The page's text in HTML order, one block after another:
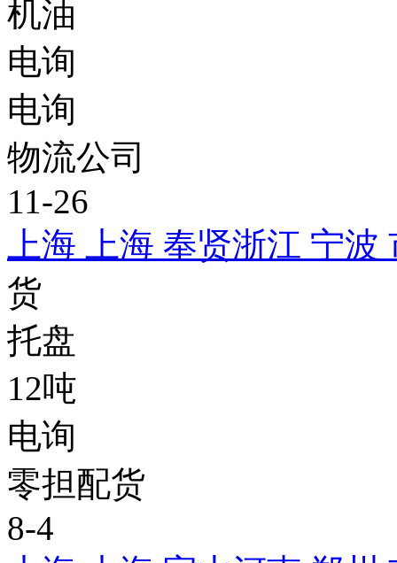
机油
电询
电询
物流公司
11-26
上海 上海 奉贤浙江 宁波
货
托盘
12吨
电询
零担配货
8-4